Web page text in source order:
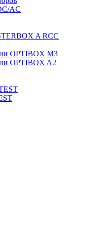
AC
A RCC
OPTIBOX M3
OPTIBOX A2